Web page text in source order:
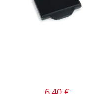
6,40 €